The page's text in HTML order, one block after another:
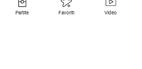
Partite Favoriti Video